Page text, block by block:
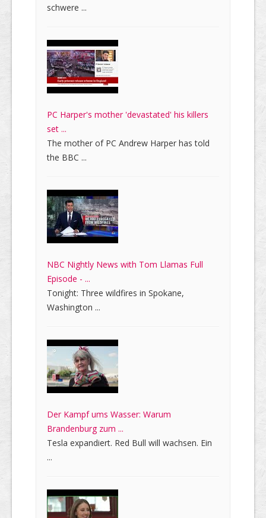
schwere ...
PC Harper's mother 'devastated' his killers
set ...
The mother of PC Andrew Harper has told
the BBC ...
NBC Nightly News with Tom Llamas Full
Episode - ...
Tonight: Three wildfires in Spokane,
Washington ...
Der Kampf ums Wasser: Warum
Brandenburg zum ...
Tesla expandiert. Red Bull will wachsen. Ein
...